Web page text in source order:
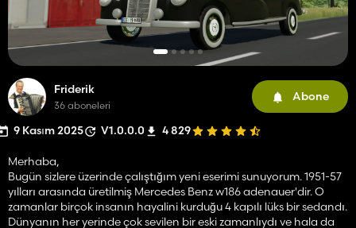
Friderik
36 aboneleri
Abone
9 Kasım 2025 V1.0.0.0 4 829
Merhaba,
Bugün sizlere üzerinde çalıştığım yeni eserimi sunuyorum. 1951-57
yılları arasında üretilmiş Mercedes Benz w186 adenauer'dir. O
zamanlar birçok insanın hayalini kurduğu 4 kapılı lüks bir sedandı.
Dünyanın her yerinde çok sevilen bir eski zamanlıydı ve hala da